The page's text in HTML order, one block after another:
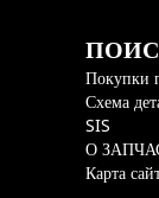
Покупки
Схема
SIS
О
Карта